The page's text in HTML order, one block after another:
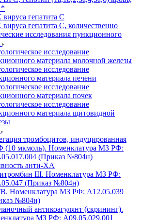
*
гепатита C
гепатита C, количественно
исследования пункционного
исследование
материала молочной железы
исследование
материала печени
исследование
материала почек
исследование
материала щитовидной
тромбоцитов, индуцированная
мкмоль). Номенклатура МЗ РФ:
(Приказ №804н)
анти-ХА
III. Номенклатура МЗ РФ:
(Приказ №804н)
Номенклатура МЗ РФ: A12.05.039
№804н)
антикоагулянт (скрининг).
МЗ РФ: A09.05.029.001